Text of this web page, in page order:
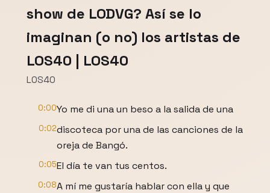
show de LODVG? Así se lo
imaginan (o no) los artistas de
LOS40 | LOS40
LOS40
0:00Yo me di una un beso a la salida de una
0:02discoteca por una de las canciones de la
oreja de Bangó.
0:05El día te van tus centos.
0:08A mí me gustaría hablar con ella y que